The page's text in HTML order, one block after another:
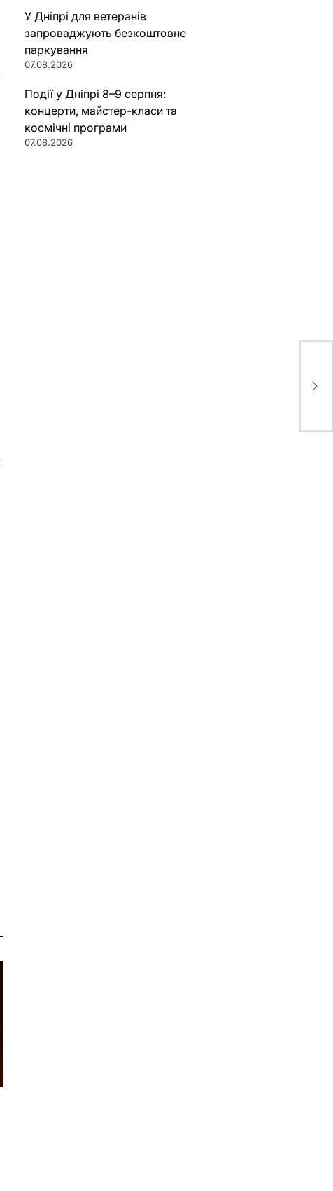
У Дніпрі для ветеранів
запроваджують безкоштовне
паркування
07.08.2026
Події у Дніпрі 8–9 серпня:
концерти, майстер-класи та
космічні програми
07.08.2026